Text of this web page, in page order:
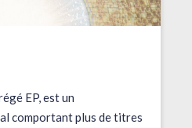
EP, est un
comportant plus de titres